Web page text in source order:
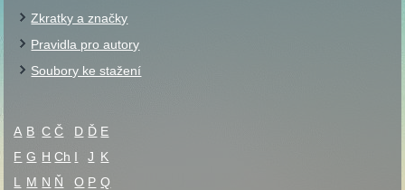
Zkratky a značky
Pravidla pro autory
Soubory ke stažení
A B C Č D Ď E
F G H Ch I J K
L
M N Ň O P Q